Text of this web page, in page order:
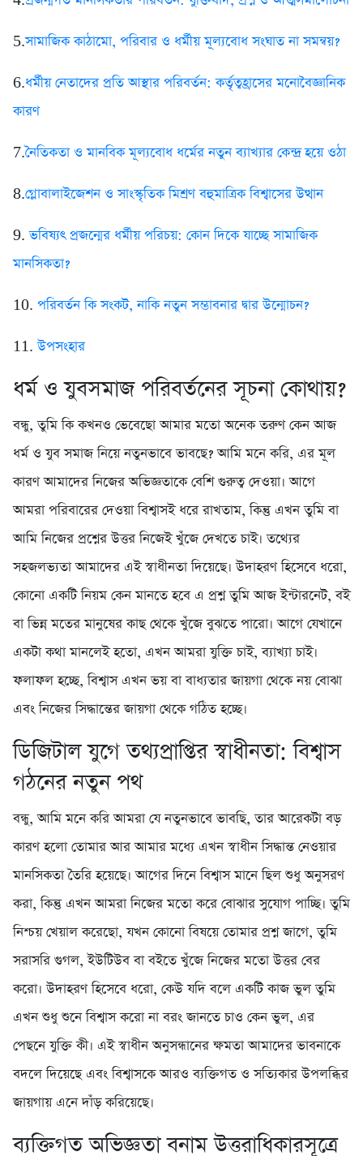
5.সামাজিক কাঠামো, পরিবার ও ধর্মীয় মূল্যবোধ সংঘাত না সমন্বয়?
6.ধর্মীয় নেতাদের প্রতি আস্থার পরিবর্তন: কর্তৃত্বহ্রাসের মনোবৈজ্ঞানিক
কারণ
7.নৈতিকতা ও মানবিক মূল্যবোধ ধর্মের নতুন ব্যাখ্যার কেন্দ্র হয়ে ওঠা
8.গ্লোবালাইজেশন ও সাংস্কৃতিক মিশ্রণ বহুমাত্রিক বিশ্বাসের উত্থান
9.ভবিষ্যৎ প্রজন্মের ধর্মীয় পরিচয়: কোন দিকে যাচ্ছে সামাজিক
মানসিকতা?
10. পরিবর্তন কি সংকট, নাকি নতুন সম্ভাবনার দ্বার উন্মোচন?
11.উপসংহার
ধর্ম ও যুবসমাজ পরিবর্তনের সূচনা কোথায়?
বন্ধু, তুমি কি কখনও ভেবেছো আমার মতো অনেক তরুণ কেন আজ
ধর্ম ও যুব সমাজ নিয়ে নতুনভাবে ভাবছে? আমি মনে করি, এর মূল
কারণ আমাদের নিজের অভিজ্ঞতাকে বেশি গুরুত্ব দেওয়া। আগে
আমরা পরিবারের দেওয়া বিশ্বাসই ধরে রাখতাম, কিন্তু এখন তুমি বা
আমি নিজের প্রশ্নের উত্তর নিজেই খুঁজে দেখতে চাই। তথ্যের
সহজলভ্যতা আমাদের এই স্বাধীনতা দিয়েছে। উদাহরণ হিসেবে ধরো,
কোনো একটি নিয়ম কেন মানতে হবে এ প্রশ্ন তুমি আজ ইন্টারনেট, বই
বা ভিন্ন মতের মানুষের কাছ থেকে খুঁজে বুঝতে পারো। আগে যেখানে
একটা কথা মানলেই হতো, এখন আমরা যুক্তি চাই, ব্যাখ্যা চাই।
ফলাফল হচ্ছে, বিশ্বাস এখন ভয় বা বাধ্যতার জায়গা থেকে নয় বোঝা
এবং নিজের সিদ্ধান্তের জায়গা থেকে গঠিত হচ্ছে।
ডিজিটাল যুগে তথ্যপ্রাপ্তির স্বাধীনতা: বিশ্বাস
গঠনের নতুন পথ
বন্ধু, আমি মনে করি আমরা যে নতুনভাবে ভাবছি, তার আরেকটা বড়
কারণ হলো তোমার আর আমার মধ্যে এখন স্বাধীন সিদ্ধান্ত নেওয়ার
মানসিকতা তৈরি হয়েছে। আগের দিনে বিশ্বাস মানে ছিল শুধু অনুসরণ
করা, কিন্তু এখন আমরা নিজের মতো করে বোঝার সুযোগ পাচ্ছি। তুমি
নিশ্চয় খেয়াল করেছো, যখন কোনো বিষয়ে তোমার প্রশ্ন জাগে, তুমি
সরাসরি গুগল, ইউটিউব বা বইতে খুঁজে নিজের মতো উত্তর বের
করো। উদাহরণ হিসেবে ধরো, কেউ যদি বলে একটি কাজ ভুল তুমি
এখন শুধু শুনে বিশ্বাস করো না বরং জানতে চাও কেন ভুল, এর
পেছনে যুক্তি কী। এই স্বাধীন অনুসন্ধানের ক্ষমতা আমাদের ভাবনাকে
বদলে দিয়েছে এবং বিশ্বাসকে আরও ব্যক্তিগত ও সত্যিকার উপলব্ধির
জায়গায় এনে দাঁড় করিয়েছে।
ব্যক্তিগত অভিজ্ঞতা বনাম উত্তরাধিকারসূত্রে